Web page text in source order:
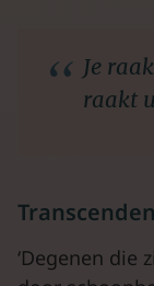
Je
raakt
‘Degenen die